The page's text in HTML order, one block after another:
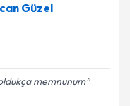
bilgilendireceğiz.
Güzel
memnunum